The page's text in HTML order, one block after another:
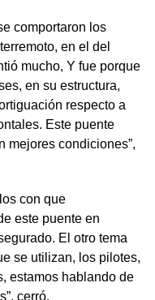
comportaron los
en el del
mucho, Y fue porque
en su estructura,
respecto a
Este puente
mejores condiciones”,
con que
este puente en
El otro tema
se utilizan, los pilotes,
estamos hablando de
cerró.